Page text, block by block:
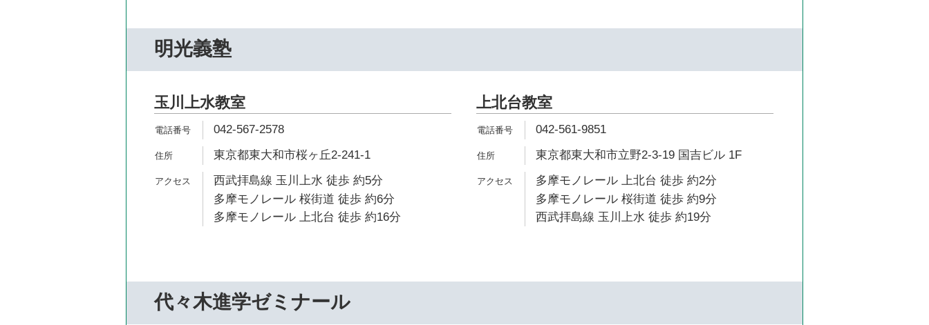
明光義塾
玉川上水教室
042-567-2578
東京都東大和市桜ヶ丘2-241-1
西武拝島線 玉川上水 徒歩 約5分
多摩モノレール 桜街道 徒歩 約6分
多摩モノレール 上北台 徒歩 約16分
上北台教室
042-561-9851
東京都東大和市立野2-3-19 国吉ビル 1F
多摩モノレール 上北台 徒歩 約2分
多摩モノレール 桜街道 徒歩 約9分
西武拝島線 玉川上水 徒歩 約19分
代々木進学ゼミナール